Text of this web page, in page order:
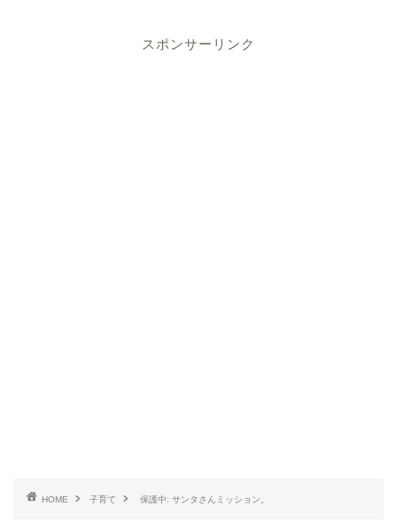
スポンサーリンク
HOME 子育て 保護中: サンタさんミッション。